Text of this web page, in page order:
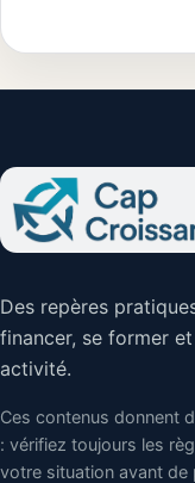
réseaux sociaux
Des repères
financer, se former
activité.
Ces contenus donnent
: vérifiez toujours les
votre situation avant de